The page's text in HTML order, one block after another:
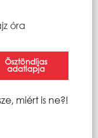
óra
Ösztöndíjas
adatlapja
miért is ne?!